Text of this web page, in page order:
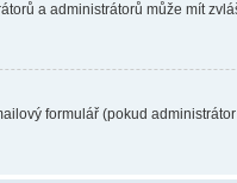
a administrátorů může mít
formulář (pokud